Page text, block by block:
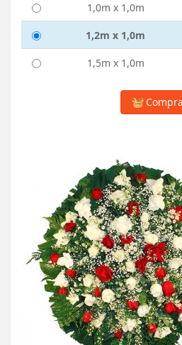
1,0m x 1,0m
1,2m x 1,0m
1,5m x 1,0m